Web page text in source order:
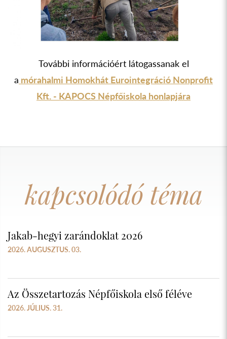
További információért látogassanak el
a mórahalmi Homokhát Eurointegráció Nonprofit
Kft. - KAPOCS Népfőiskola honlapjára
kapcsolódó téma
Jakab-hegyi zarándoklat 2026
2026. AUGUSZTUS. 03.
Az Összetartozás Népfőiskola első féléve
2026. JÚLIUS. 31.